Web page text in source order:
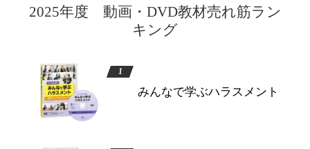
2025年度 動画・DVD教材売れ筋ラン
キング
みんなで学ぶハラスメント